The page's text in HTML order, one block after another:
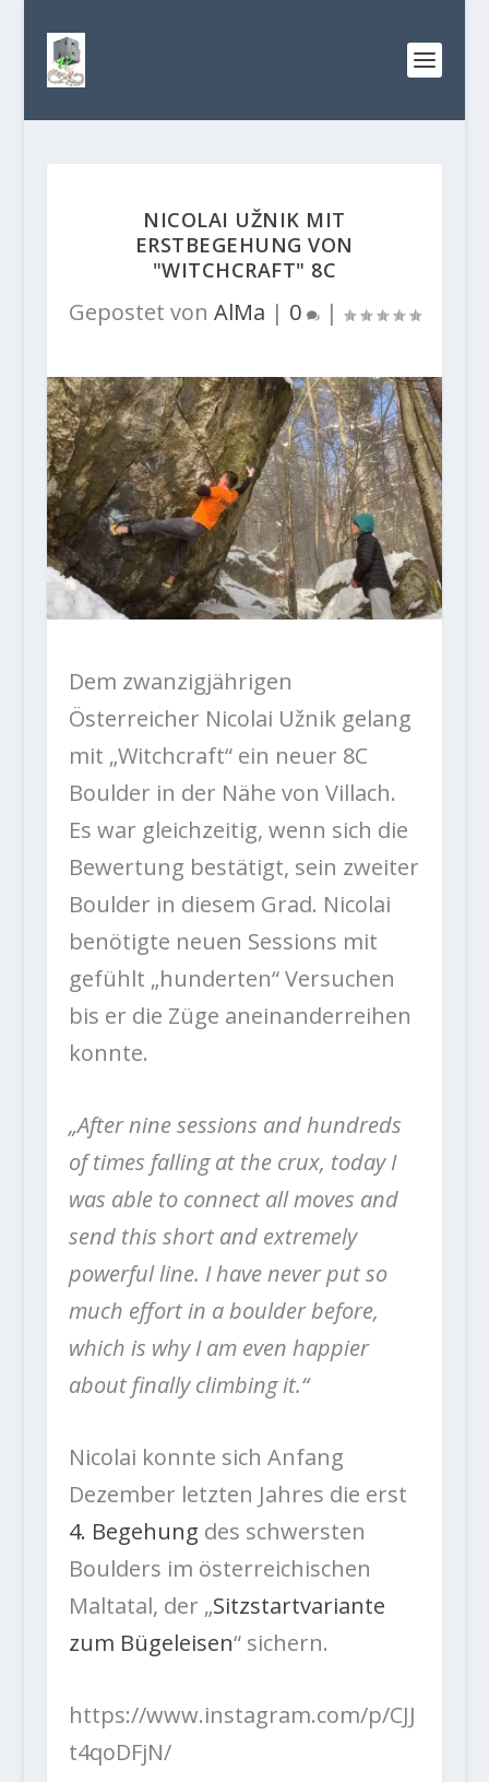
NICOLAI UŽNIK MIT
ERSTBEGEHUNG VON
"WITCHCRAFT" 8C
Gepostet von AlMa | 0 |
Dem zwanzigjährigen
Österreicher Nicolai Užnik gelang
mit „Witchcraft“ ein neuer 8C
Boulder in der Nähe von Villach.
Es war gleichzeitig, wenn sich die
Bewertung bestätigt, sein zweiter
Boulder in diesem Grad. Nicolai
benötigte neuen Sessions mit
gefühlt „hunderten“ Versuchen
bis er die Züge aneinanderreihen
konnte.
„After nine sessions and hundreds
of times falling at the crux, today I
was able to connect all moves and
send this short and extremely
powerful line. I have never put so
much effort in a boulder before,
which is why I am even happier
about finally climbing it.“
Nicolai konnte sich Anfang
Dezember letzten Jahres die erst
4. Begehung des schwersten
Boulders im österreichischen
Maltatal, der „Sitzstartvariante
zum Bügeleisen“ sichern.
https://www.instagram.com/p/CJJ
t4qoDFjN/